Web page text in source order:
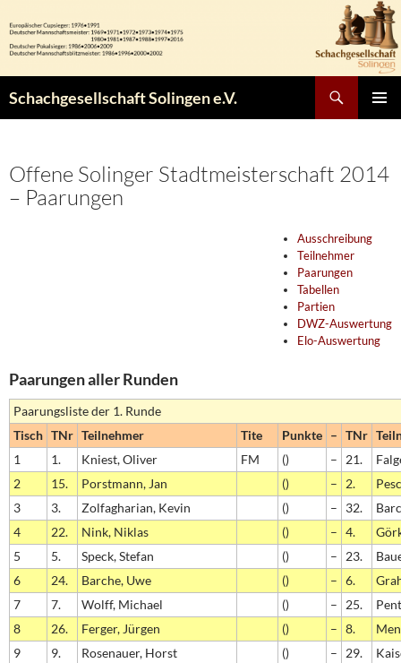
Inhalt
springen
Schachgesellschaft Solingen e.V.
Offene Solinger Stadtmeisterschaft 2014
– Paarungen
Ausschreibung
Teilnehmer
Paarungen
Tabellen
Partien
DWZ-Auswertung
Elo-Auswertung
Paarungen aller Runden
Paarungsliste der 1. Runde
Tisch TNr Teilnehmer Tite Punkte – TNr
1
1. Kniest, Oliver FM () – 21.
2
15. Porstmann, Jan () – 2.
3
3. Zolfagharian, Kevin () – 32.
4
22. Nink, Niklas () – 4.
5
5. Speck, Stefan () – 23.
6
24. Barche, Uwe () – 6.
7
7. Wolff, Michael () – 25.
8
26. Ferger, Jürgen () – 8.
9
9. Rosenauer, Horst () – 29.